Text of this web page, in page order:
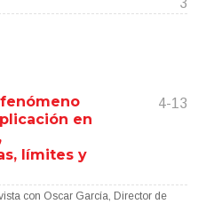
3
en
límites y
4-13
con Oscar García, Director de